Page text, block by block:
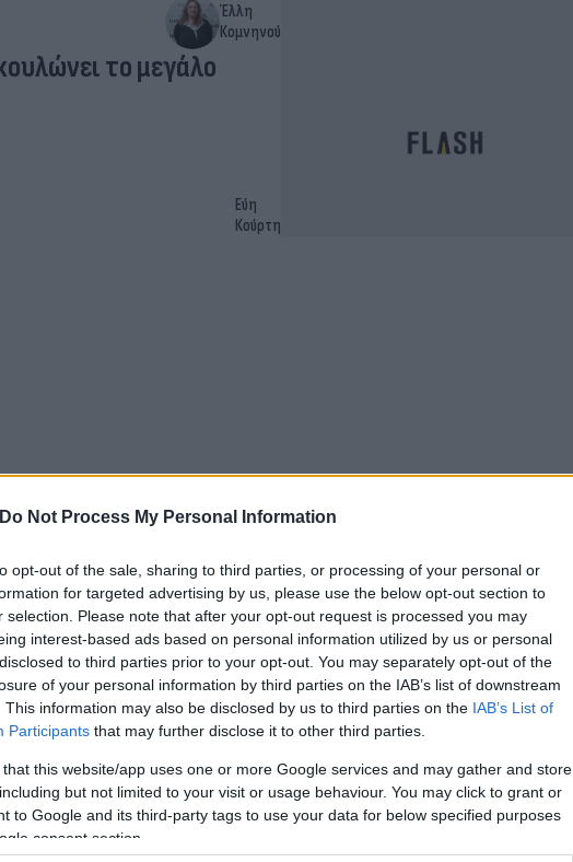
Do Not Process My Personal Information
opt-out of the sale, sharing to third parties, or processing of your personal or
for targeted advertising by us, please use the below opt-out section to
selection. Please note that after your opt-out request is processed you may
interest-based ads based on personal information utilized by us or personal
to third parties prior to your opt-out. You may separately opt-out of the
of your personal information by third parties on the IAB’s list of downstream
This information may also be disclosed by us to third parties on the IAB’s List of
Participants that may further disclose it to other third parties.
that this website/app uses one or more Google services and may gather and store
but not limited to your visit or usage behaviour. You may click to grant or
to Google and its third-party tags to use your data for below specified purposes
consent section.
Έλλη
Κομνηνού
το μεγάλο
Εύη
Κούρτη
Επίτροπο Υγείας
Έλλη
Κομνηνού
Ελλάδα έχει πλήρη
Υγείας είναι